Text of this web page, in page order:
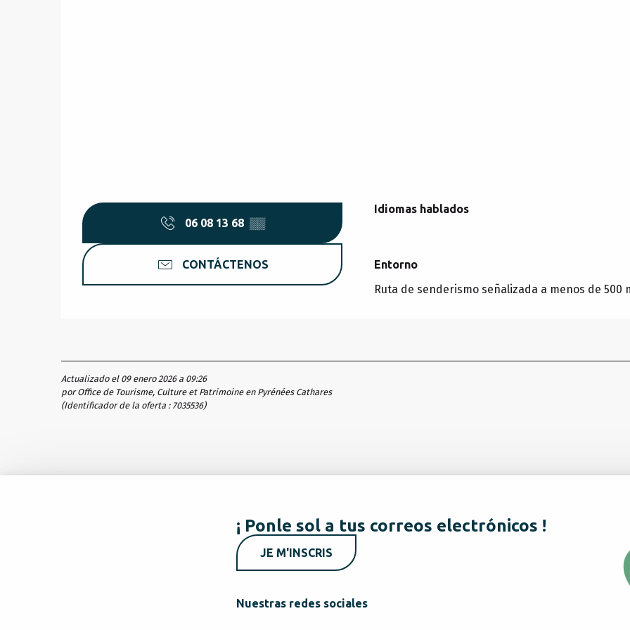
06 08 13 68 ▒▒
CONTÁCTENOS
Idiomas hablados
Idiomas hablados
Entorno
Entorno
Ruta de senderismo señalizada a menos de 500
Actualizado el 09 enero 2026 a 09:26
por Office de Tourisme, Culture et Patrimoine en Pyrénées Cathares
(Identificador de la oferta : 7035536)
¡ Ponle sol a tus correos electrónicos !
JE M'INSCRIS
Nuestras redes sociales